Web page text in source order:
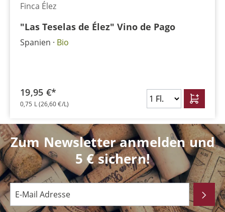
Finca Élez
"Las Teselas de Élez" Vino de Pago
Spanien Bio
19,95 €*
0,75 L(26,60 €/L)
Zum Newsletter anmelden und
5 € sichern!